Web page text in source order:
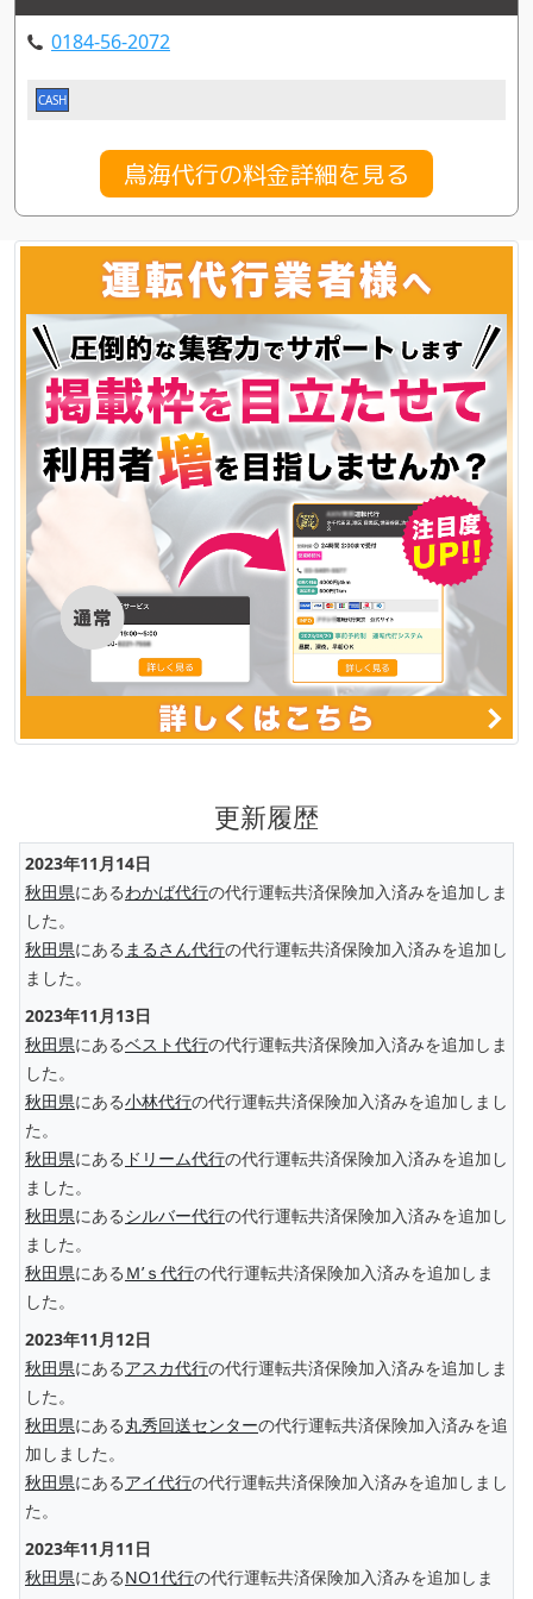
0184-56-2072
CASH
鳥海代行の料金詳細を見る
更新履歴
2023年11月14日
秋田県にあるわかば代行の代行運転共済保険加入済みを追加しま
した。
秋田県にある まるさん代行の代行運転共済保険加入済みを追加し
ました。
2023年11月13日
秋田県にあるベスト代行の代行運転共済保険加入済みを追加しま
した。
秋田県にある小林代行の代行運転共済保険加入済みを追加しまし
た。
秋田県にある ドリーム代行の代行運転共済保険加入済みを追加し
ました。
秋田県にあるシルバー代行の代行運転共済保険加入済みを追加し
ました。
秋田県にある Ｍ’ｓ代行の代行運転共済保険加入済みを追加しま
した。
2023年11月12日
秋田県にあるアスカ代行の代行運転共済保険加入済みを追加しま
した。
秋田県にある丸秀回送センターの代行運転共済保険加入済みを追
加しました。
秋田県にあるアイ代行の代行運転共済保険加入済みを追加しまし
た。
2023年11月11日
秋田県にあるNO1代行の代行運転共済保険加入済みを追加しま